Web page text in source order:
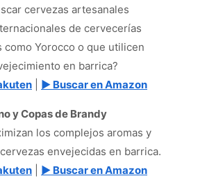
cervezas artesanales
de cervecerías
como Yorocco o que utilicen
en barrica?
▶ Buscar en Amazon
y Copas de Brandy
los complejos aromas y
envejecidas en barrica.
▶ Buscar en Amazon